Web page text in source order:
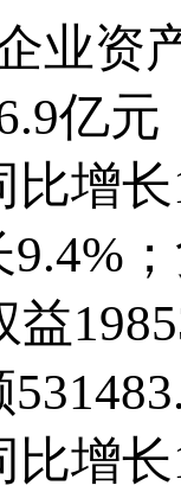
业资
亿
比增
益
比增